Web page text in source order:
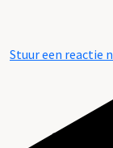
Stuur een reactie